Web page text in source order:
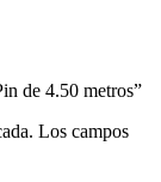
de 4.50 metros”
Los campos